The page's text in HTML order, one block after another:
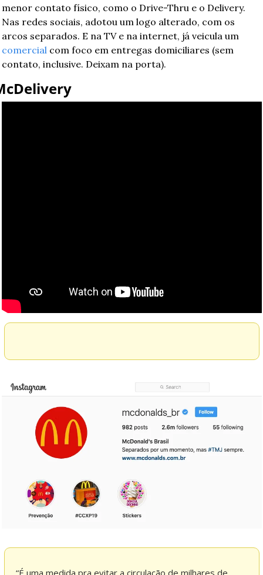
menor contato físico, como o Drive-Thru e o Delivery.
Nas redes sociais, adotou um logo alterado, com os
comercial com foco em entregas domiciliares (sem
contato, inclusive. Deixam na porta).